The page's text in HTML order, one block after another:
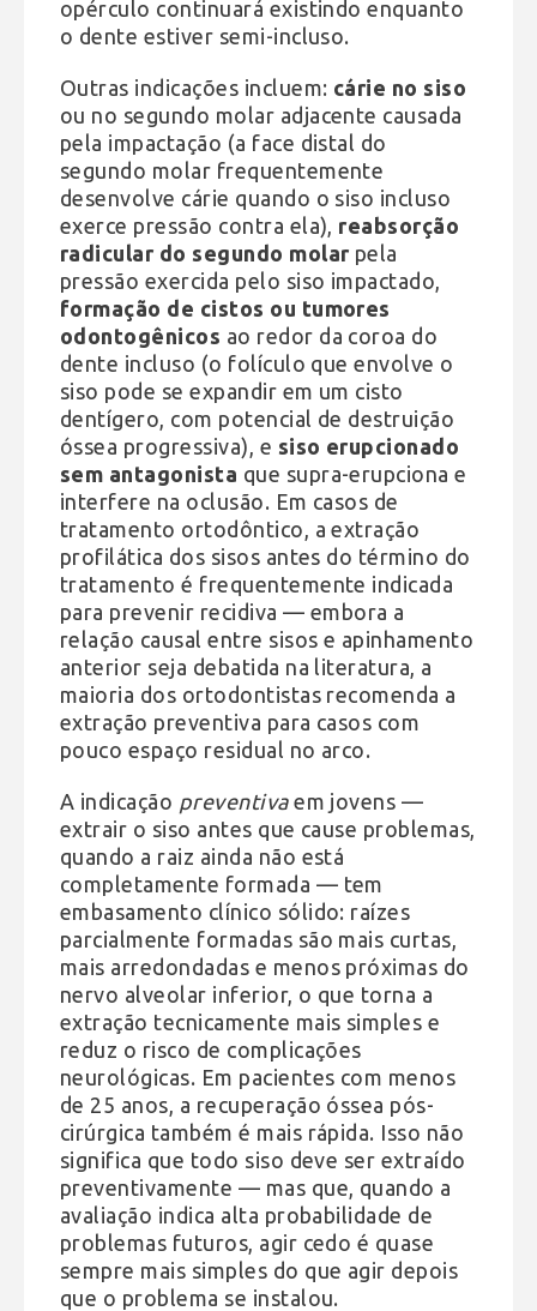
opérculo continuará existindo enquanto
o dente estiver semi-incluso.
Outras indicações incluem: cárie no siso
ou no segundo molar adjacente causada
pela impactação (a face distal do
segundo molar frequentemente
desenvolve cárie quando o siso incluso
exerce pressão contra ela), reabsorção
radicular do segundo molar pela
pressão exercida pelo siso impactado,
formação de cistos ou tumores
odontogênicos ao redor da coroa do
dente incluso (o folículo que envolve o
siso pode se expandir em um cisto
dentígero, com potencial de destruição
óssea progressiva), e siso erupcionado
sem antagonista que supra-erupciona e
interfere na oclusão. Em casos de
tratamento ortodôntico, a extração
profilática dos sisos antes do término do
tratamento é frequentemente indicada
para prevenir recidiva — embora a
relação causal entre sisos e apinhamento
anterior seja debatida na literatura, a
maioria dos ortodontistas recomenda a
extração preventiva para casos com
pouco espaço residual no arco.
A indicação preventivaem jovens —
extrair o siso antes que cause problemas,
quando a raiz ainda não está
completamente formada — tem
embasamento clínico sólido: raízes
parcialmente formadas são mais curtas,
mais arredondadas e menos próximas do
nervo alveolar inferior, o que torna a
extração tecnicamente mais simples e
reduz o risco de complicações
neurológicas. Em pacientes com menos
de 25 anos, a recuperação óssea pós-
cirúrgica também é mais rápida. Isso não
significa que todo siso deve ser extraído
preventivamente — mas que, quando a
avaliação indica alta probabilidade de
problemas futuros, agir cedo é quase
sempre mais simples do que agir depois
que o problema se instalou.